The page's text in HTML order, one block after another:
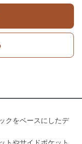
クをベースにしたデ